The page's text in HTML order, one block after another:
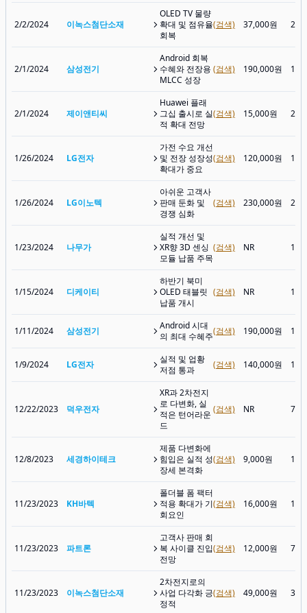
2/2/2024 이녹스첨단소재
OLED TV 물량
확대 및 점유율
회복
(검색) 37,000원
2/1/2024 삼성전기
Android 회복
수혜와 전장용
MLCC 성장
(검색) 190,000원
2/1/2024 제이앤티씨
Huawei 플래
그십 출시로 실
적 확대 전망
(검색) 15,000원
1/26/2024 LG전자
가전 수요 개선
및 전장 성장성
확대가 중요
(검색) 120,000원
1/26/2024 LG이노텍
아쉬운 고객사
판매 둔화 및
경쟁 심화
(검색) 230,000원
1/23/2024 나무가
실적 개선 및
XR향 3D 센싱
모듈 납품 주목
(검색) NR
1/15/2024 디케이티
하반기 북미
OLED 태블릿
납품 개시
(검색) NR
1/11/2024 삼성전기
Android 시대
의 최대 수혜주(검색) 190,000원
1/9/2024 LG전자
실적 및 업황
저점 통과
(검색) 140,000원
12/22/2023 덕우전자
XR과 2차전지
로 다변화, 실
적은 턴어라운
드
(검색) NR
12/8/2023 세경하이테크
제품 다변화에
힘입은 실적 성
장세 본격화
(검색) 9,000원
11/23/2023 KH바텍
폴더블 폼 팩터
적용 확대가 기
회요인
(검색) 16,000원
11/23/2023 파트론
고객사 판매 회
복 사이클 진입
전망
(검색) 12,000원
11/23/2023 이녹스첨단소재
2차전지로의
사업 다각화 긍
정적
(검색) 49,000원